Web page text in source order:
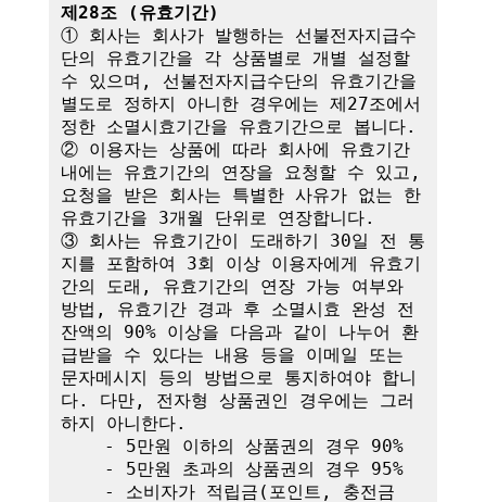
제28조 (유효기간)
① 회사는 회사가 발행하는 선불전자지급수
단의 유효기간을 각 상품별로 개별 설정할
수 있으며, 선불전자지급수단의 유효기간을
별도로 정하지 아니한 경우에는 제27조에서
정한 소멸시효기간을 유효기간으로 봅니다.
② 이용자는 상품에 따라 회사에 유효기간
내에는 유효기간의 연장을 요청할 수 있고,
요청을 받은 회사는 특별한 사유가 없는 한
유효기간을 3개월 단위로 연장합니다.
③ 회사는 유효기간이 도래하기 30일 전 통
지를 포함하여 3회 이상 이용자에게 유효기
간의 도래, 유효기간의 연장 가능 여부와
방법, 유효기간 경과 후 소멸시효 완성 전
잔액의 90% 이상을 다음과 같이 나누어 환
급받을 수 있다는 내용 등을 이메일 또는
문자메시지 등의 방법으로 통지하여야 합니
다. 다만, 전자형 상품권인 경우에는 그러
하지 아니한다.